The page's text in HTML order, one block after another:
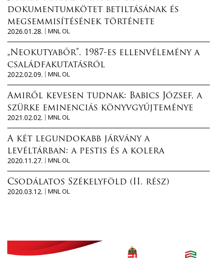
dokumentumkötet betiltásának és
megsemmisítésének története
2026.01.28.
MNL OL
„Neokutyabőr”. 1987-es ellenvélemény a
családfakutatásról
2022.02.09.
MNL OL
Amiről kevesen tudnak: Babics József, a
szürke eminenciás könyvgyűjteménye
2021.02.02.
MNL OL
A két legundokabb járvány a
levéltárban: a pestis és a kolera
2020.11.27.
MNL OL
Csodálatos Székelyföld (II. rész)
2020.03.12.
MNL OL